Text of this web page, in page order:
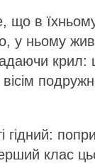
що в
у ньому
крил:
гідний:
клас